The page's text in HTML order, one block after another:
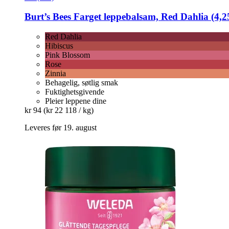
Burt’s Bees Farget leppebalsam, Red Dahlia
Red Dahlia
Hibiscus
Pink Blossom
Rose
Zinnia
Behagelig, søtlig smak
Fuktighetsgivende
Pleier leppene dine
kr 94 (kr 22 118 / kg)
Leveres før 19. august